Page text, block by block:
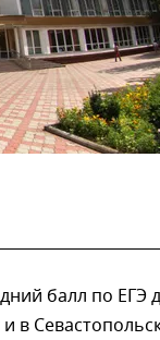
балл по ЕГЭ
в